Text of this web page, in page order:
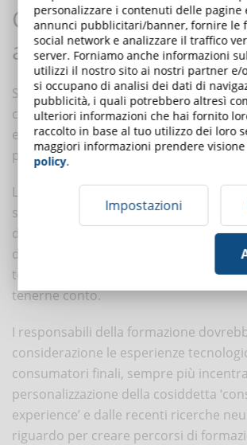
Cosa possono fare le
attuare il cambiamento?
Se le aziende vogliono mettere i
condizioni di dare il massimo per il
essere in grado di aiutarli ad imparare
più in fretta.
La personalizzazione della
sempre più in voga e reso possibile
dell’e-Learning. Che ogni persona
diverso é noto da tempo, e in un
tecnologie lo consentono, sarebbe un
tenerne conto.
I responsabili della formazione
considerazione le esperienze
consumatori finali, sempre più
personalizzazione della cosiddetta
experience’ e dalle recenti ricerche
riguardo per creare percorsi di
personalizzare i contenuti delle pagine
annunci pubblicitari/banner, fornire le
social network e analizzare il traffico
server. Forniamo anche informazioni
utilizzi il nostro sito ai nostri partner e/
si occupano di analisi dei dati di
pubblicità, i quali potrebbero altresì
ulteriori informazioni che hai fornito
raccolto in base al tuo utilizzo dei loro
maggiori informazioni prendere
policy.
Impostazioni